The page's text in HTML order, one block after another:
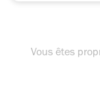
Vous êtes